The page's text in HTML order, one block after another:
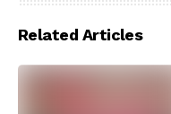
Related Articles